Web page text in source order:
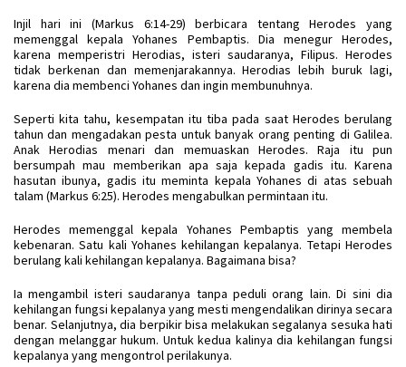
Injil hari ini (Markus 6:14-29) berbicara tentang Herodes yang
memenggal kepala Yohanes Pembaptis. Dia menegur Herodes,
karena memperistri Herodias, isteri saudaranya, Filipus. Herodes
tidak berkenan dan memenjarakannya. Herodias lebih buruk lagi,
karena dia membenci Yohanes dan ingin membunuhnya.
Seperti kita tahu, kesempatan itu tiba pada saat Herodes berulang
tahun dan mengadakan pesta untuk banyak orang penting di Galilea.
Anak Herodias menari dan memuaskan Herodes. Raja itu pun
bersumpah mau memberikan apa saja kepada gadis itu. Karena
hasutan ibunya, gadis itu meminta kepala Yohanes di atas sebuah
talam (Markus 6:25). Herodes mengabulkan permintaan itu.
Herodes memenggal kepala Yohanes Pembaptis yang membela
kebenaran. Satu kali Yohanes kehilangan kepalanya. Tetapi Herodes
berulang kali kehilangan kepalanya. Bagaimana bisa?
Ia mengambil isteri saudaranya tanpa peduli orang lain. Di sini dia
kehilangan fungsi kepalanya yang mesti mengendalikan dirinya secara
benar. Selanjutnya, dia berpikir bisa melakukan segalanya sesuka hati
dengan melanggar hukum. Untuk kedua kalinya dia kehilangan fungsi
kepalanya yang mengontrol perilakunya.